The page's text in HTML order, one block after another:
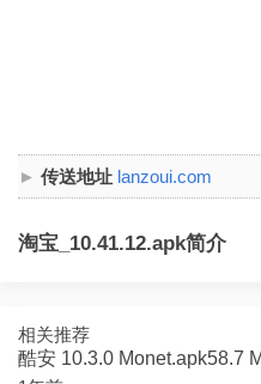
传送地址 lanzoui.com
淘宝_10.41.12.apk简介
相关推荐
酷安 10.3.0 Monet.apk58.7 M